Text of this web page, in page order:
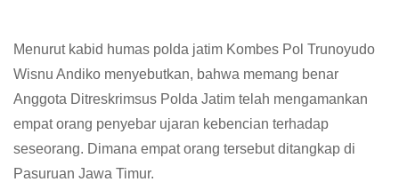
Menurut kabid humas polda jatim Kombes Pol Trunoyudo
Wisnu Andiko menyebutkan, bahwa memang benar
Anggota Ditreskrimsus Polda Jatim telah mengamankan
empat orang penyebar ujaran kebencian terhadap
seseorang. Dimana empat orang tersebut ditangkap di
Pasuruan Jawa Timur.